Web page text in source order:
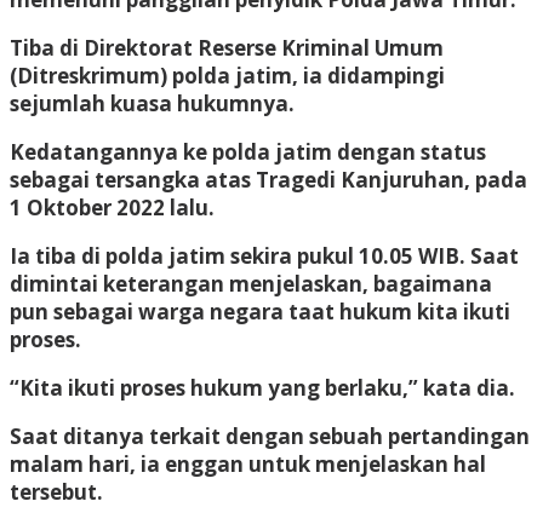
Tiba di Direktorat Reserse Kriminal Umum
(Ditreskrimum) polda jatim, ia didampingi
sejumlah kuasa hukumnya.
Kedatangannya ke polda jatim dengan status
sebagai tersangka atas Tragedi Kanjuruhan, pada
1 Oktober 2022 lalu.
Ia tiba di polda jatim sekira pukul 10.05 WIB. Saat
dimintai keterangan menjelaskan, bagaimana
pun sebagai warga negara taat hukum kita ikuti
proses.
“Kita ikuti proses hukum yang berlaku,” kata dia.
Saat ditanya terkait dengan sebuah pertandingan
malam hari, ia enggan untuk menjelaskan hal
tersebut.